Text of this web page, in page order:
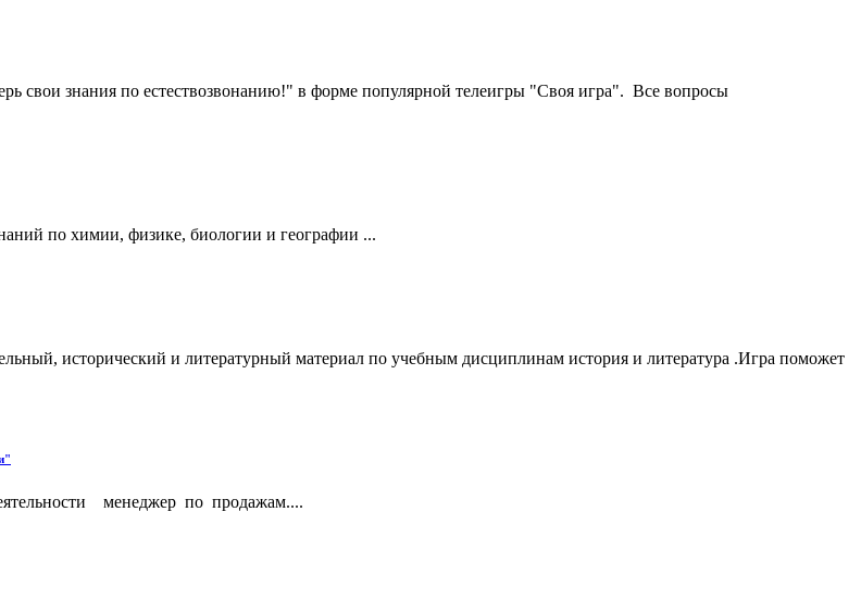
свои знания по естествозвонанию!" в форме популярной телеигры "Своя игра". Все вопросы
по химии, физике, биологии и географии ...
исторический и литературный материал по учебным дисциплинам история и литература .Игра поможет
менеджер по продажам....